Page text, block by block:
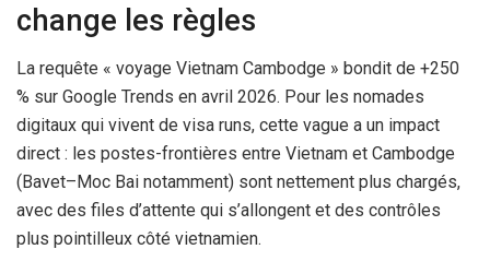
change les règles
La requête « voyage Vietnam Cambodge » bondit de +250
% sur Google Trends en avril 2026. Pour les nomades
digitaux qui vivent de visa runs, cette vague a un impact
direct : les postes-frontières entre Vietnam et Cambodge
(Bavet–Moc Bai notamment) sont nettement plus chargés,
avec des files d’attente qui s’allongent et des contrôles
plus pointilleux côté vietnamien.